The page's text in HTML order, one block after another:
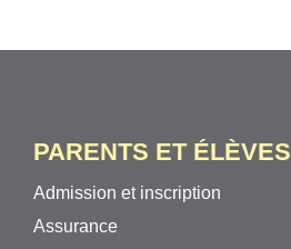
PARENTS ET ÉLÈVES
Admission et inscription
Assurance